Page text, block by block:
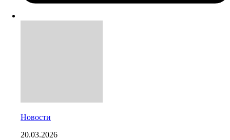
Новости
20.03.2026